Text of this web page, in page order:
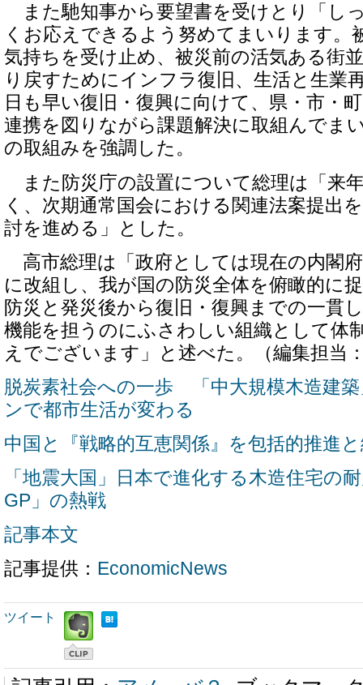
また馳知事から要望書を受けとり「し
くお応えできるよう努めてまいります。
気持ちを受け止め、被災前の活気ある街
り戻すためにインフラ復旧、生活と生業
日も早い復旧・復興に向けて、県・市・
連携を図りながら課題解決に取組んでま
の取組みを強調した。
また防災庁の設置について総理は「来
く、次期通常国会における関連法案提出
討を進める」とした。
高市総理は「政府としては現在の内閣
に改組し、我が国の防災全体を俯瞰的に
防災と発災後から復旧・復興までの一貫
機能を担うのにふさわしい組織として体
えでございます」と述べた。（編集担当
脱炭素社会への一歩 「中大規模木造建
ンで都市生活が変わる
中国と『戦略的互恵関係』を包括的推進
「地震大国」日本で進化する木造住宅の
GP」の熱戦
記事本文
記事提供： EconomicNews
ツイート